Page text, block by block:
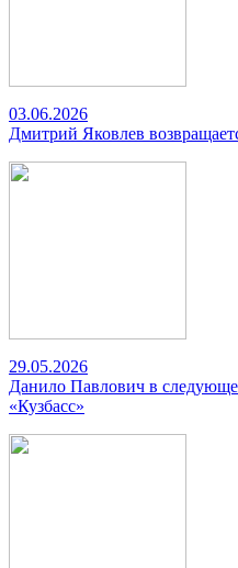
03.06.2026
Дмитрий Яковлев
29.05.2026
Данило Павлович в
«Кузбасс»